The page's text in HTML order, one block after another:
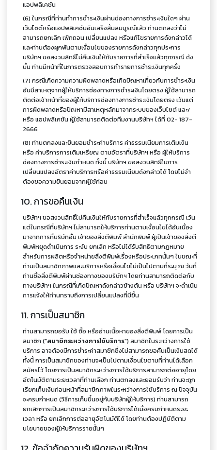
แอปพลิเคชัน
(6) ในกรณีที่ท่านทำการชำระเงินผ่านช่องทางการชำระเงินใดๆ ผ่าน
เว็บไซต์หรือแอปพลิเคชันอันเสร็จสิ้นสมบูรณ์แล้ว ท่านตกลงว่าไม่
สามารถยกเลิก เพิกถอน เปลี่ยนแปลง หรือแก้ไขรายการดังกล่าวได้
และท่านต้องผูกพันตามเงื่อนไขของรายการดังกล่าวทุกประการ
บริษัทฯ ขอสงวนสิทธิ์ไม่คืนเงินให้กับรายการที่สำเร็จแล้วทุกกรณี ดัง
นั้น ท่านมีหน้าที่ในการตรวจสอบการทำรายการชำระเงินทุกครั้ง
(7) กรณีเกิดความความผิดพลาดหรือเกิดปัญหาเกี่ยวกับการชำระเงิน
อันมีสาเหตุจากผู้ให้บริการช่องทางการชำระเงินโดยตรง ผู้ใช้สามารถ
ติดต่อเจ้าหน้าที่ของผู้ให้บริการช่องทางการชำระเงินโดยตรง เว้นแต่
การผิดพลาดหรือปัญหามีสาเหตุหลักมาจากระบบของเว็บไซต์ และ/
หรือ แอปพลิเคชัน ผู้ใช้สามารถติดต่อทีมงานบริษัทฯ ได้ที่ 02- 187-
2666
(8) ท่านตกลงและยินยอมชำระค่าบริการ ค่าธรรมเนียมการเติมเงิน
หรือ ค่าบริการการเติมเหรียญ ตามอัตราที่บริษัทฯ หรือ ผู้ให้บริการ
ช่องทางการชำระเงินกำหนด ทั้งนี้ บริษัทฯ ขอสงวนสิทธิ์ในการ
เปลี่ยนแปลงอัตราค่าบริการหรือค่าธรรมเนียมดังกล่าวได้ โดยไม่จำ
ต้องขอความยินยอมจากผู้ใช้ก่อน
10. การขอคืนเงิน
บริษัทฯ ขอสงวนสิทธิ์ไม่คืนเงินให้กับรายการที่สำเร็จแล้วทุกกรณี เว้น
แต่ในกรณีที่บริษัทฯ ไม่สามารถให้บริการท่านตามเงื่อนไขได้อันเนื่อง
มาจากการที่บริษัทอื่น เจ้าของสิ่งตีพิมพ์ สำนักพิมพ์ ผู้เป็นเจ้าของสิ่งตี
พิมพ์หยุดดำเนินการ ระงับ ยกเลิก หรือไม่ได้รับสิทธิตามกฎหมาย
สำหรับการผลิตหรือจำหน่ายสิ่งตีพิมพ์เรื่องหรือประเภทนั้นๆ ในขณะที่
ท่านเป็นสมาชิกภาพและบริการหรือเงื่อนไขไม่เป็นไปตามที่ระบุ ณ วันที่
ท่านซื้อสิ่งตีพิมพ์ผ่านช่องทางของบริษัทฯ โดยท่านสามารถติดต่อกับ
ทางบริษัทฯ ในกรณีที่เกิดปัญหาดังกล่าวข้างต้น หรือ บริษัทฯ จะดำเนิน
การแจ้งให้ท่านทราบถึงการเปลี่ยนแปลงที่มีขึ้น
11. การเป็นสมาชิก
ท่านสามารถขอรับ ใช้ ซื้อ หรืออ่านเนื้อหาของสิ่งตีพิมพ์ โดยการเป็น
สมาชิก ("สมาชิกระหว่างการใช้บริการ") สมาชิกในระหว่างการใช้
บริการ อาจต้องมีการชำระค่าสมาชิกซึ่งไม่สามารถขอคืนเป็นเงินสดได้
ทั้งนี้ การเป็นสมาชิกของท่านจะเป็นไปตามเงื่อนไขตามที่ท่านได้เลือก
สมัครไว้ โดยการเป็นสมาชิกระหว่างการใช้บริการสามารถต่ออายุโดย
อัตโนมัติตามระยะเวลาที่ท่านเลือก ท่านตกลงและยอมรับว่า ท่านจะถูก
เรียกเก็บเงินก่อนหน้าที่สมาชิกภาพในระหว่างการใช้บริการ ณ ปัจจุบัน
จะครบกำหนด (วิธีการเก็บขึ้นอยู่กับบริษัทผู้ให้บริการ) ท่านสามารถ
ยกเลิกการเป็นสมาชิกระหว่างการใช้บริการได้เมื่อครบกำหนดระยะ
เวลา หรือ ยกเลิกการต่ออายุอัตโนมัติได้ โดยท่านต้องปฏิบัติตาม
นโยบายของผู้ให้บริการรายนั้นๆ